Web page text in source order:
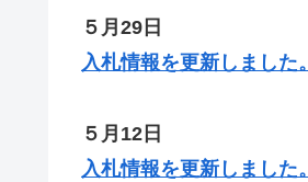
５月29日
入札情報を更新しました。
５月12日
入札情報を更新しました。